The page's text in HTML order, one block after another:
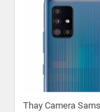
Thay Camera